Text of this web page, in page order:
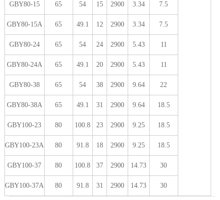
GBY80-15 65 54 15 2900 3.34 7.5
GBY80-15A 65 49.1 12 2900 3.34 7.5
GBY80-24 65 54 24 2900 5.43 11
GBY80-24A 65 49.1 20 2900 5.43 11
GBY80-38 65 54 38 2900 9.64 22
GBY80-38A 65 49.1 31 2900 9.64 18.5
GBY100-23 80 100.8 23 2900 9.25 18.5
GBY100-23A 80 91.8 18 2900 9.25 18.5
GBY100-37 80 100.8 37 2900 14.73 30
GBY100-37A 80 91.8 31 2900 14.73 30